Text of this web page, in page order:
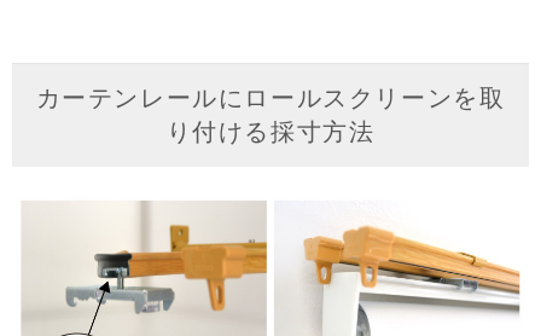
カーテンレールにロールスクリーンを取
り付ける採寸方法